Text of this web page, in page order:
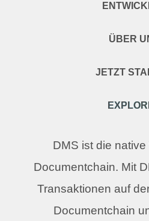
ÜBER
JETZT
DMS ist die
Documentchain. Mit
Transaktionen auf
Documentchain